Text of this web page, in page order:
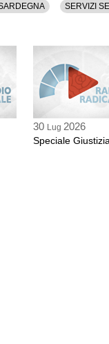
SERVIZI
30 Lug 2026
Speciale